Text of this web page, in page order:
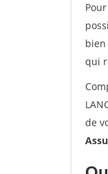
bien
qui
de